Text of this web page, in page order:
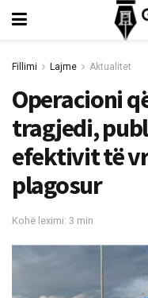
Fillimi Lajme Aktualitet
Operacioni
tragjedi,
efektivit të
plagosur
Kohë leximi: 3 min